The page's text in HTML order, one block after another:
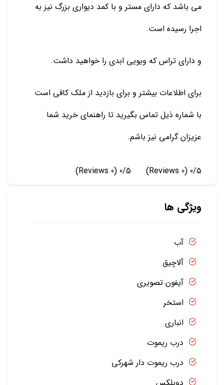
می باشد که دارای مستر و با کمد دیواری بزرگ نیز به
اجرا رسیده است.
و دارای تراس که ویویی ابدی را خواهید داشت.
برای اطلاعات بیشتر و برای بازدید از ملک کافی است
با شماره ذیل تماس بگیرید تا راهنمای خرید شما
عزیزان گرامی نیز باشم.
0/5
(0 Reviews)
0/5
(0 Reviews)
ویژگی ها
آب
آلاچیق
آیفون تصویری
استخر
انباری
درب ریموت
درب ریموت دار شهرکی